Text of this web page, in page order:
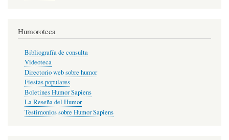
Humoroteca
Bibliografía de consulta
Videoteca
Directorio web sobre humor
Fiestas populares
Boletines Humor Sapiens
La Reseña del Humor
Testimonios sobre Humor Sapiens